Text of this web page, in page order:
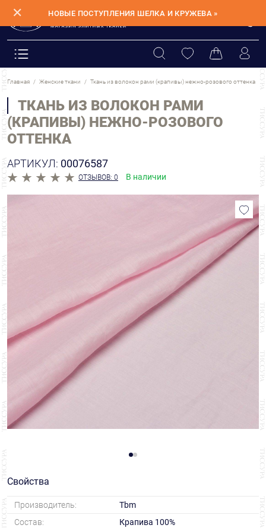
✕ НОВЫЕ ПОСТУПЛЕНИЯ ШЕЛКА И КРУЖЕВА »
Главная Женские ткани Ткань из волокон рами (крапивы) нежно-розового оттенка
ТКАНЬ ИЗ ВОЛОКОН РАМИ
(КРАПИВЫ) НЕЖНО-РОЗОВОГО
ОТТЕНКА
АРТИКУЛ: 00076587
ОТЗЫВОВ: 0 В наличии
Свойства
Производитель:
Tbm
Состав:
Крапива 100%